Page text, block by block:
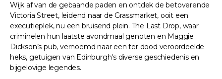
Wijk af van de gebaande paden en ontdek de betoverende
Victoria Street, leidend naar de Grassmarket, ooit een
executieplek, nu een bruisend plein. The Last Drop, waar
criminelen hun laatste avondmaal genoten en Maggie
Dickson’s pub, vernoemd naar een ter dood veroordeelde
heks, getuigen van Edinburgh's diverse geschiedenis en
bijgelovige legendes.